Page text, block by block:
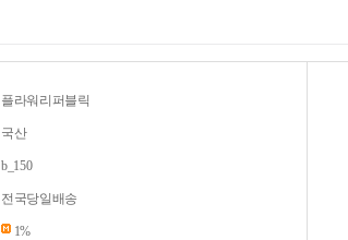
플라워리퍼블릭
국산
b_150
전국당일배송
1%